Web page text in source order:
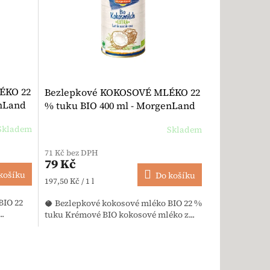
22
22
Bezlepkové KOKOSOVÉ MLÉKO 22
% tuku BIO 400 ml - MorgenLand
Skladem
71 Kč bez DPH
79 Kč
Měrná cena:
197,50 Kč / 1 l Do košíku
🥥 Bezlepkové kokosové mléko BIO 22 %
tuku Krémové BIO kokosové mléko z...